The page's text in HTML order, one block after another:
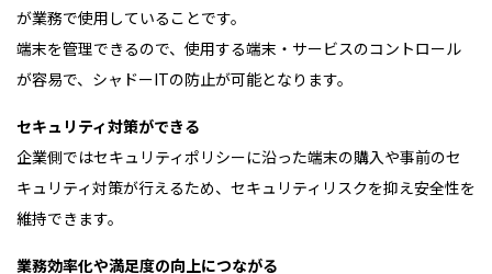
が業務で使用していることです。
端末を管理できるので、使用する端末・サービスのコントロール
が容易で、シャドーITの防止が可能となります。
セキュリティ対策ができる
企業側ではセキュリティポリシーに沿った端末の購入や事前のセ
キュリティ対策が行えるため、セキュリティリスクを抑え安全性を
維持できます。
業務効率化や満足度の向上につながる